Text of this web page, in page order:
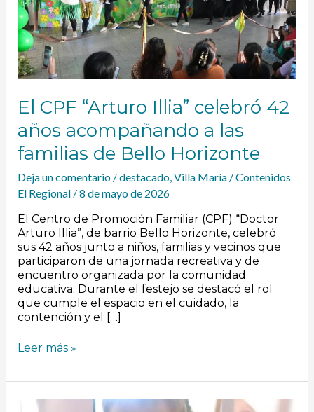
El CPF “Arturo Illia” celebró 42
años acompañando a las
familias de Bello Horizonte
Deja un comentario /destacado,Villa María/Contenidos
El Regional /8 de mayo de 2026
El Centro de Promoción Familiar (CPF) “Doctor
Arturo Illia”, de barrio Bello Horizonte, celebró
sus 42 años junto a niños, familias y vecinos que
participaron de una jornada recreativa y de
encuentro organizada por la comunidad
educativa. Durante el festejo se destacó el rol
que cumple el espacio en el cuidado, la
contención y el […]
acompañando
a
las
familias
de
Bello
Leer más »
Realizan